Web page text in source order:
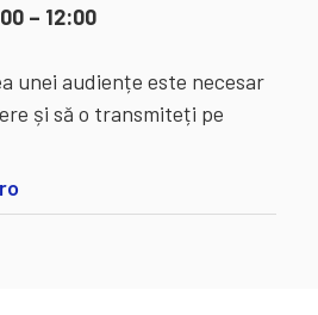
– 12:00
unei audiențe este necesar
și să o transmiteți pe